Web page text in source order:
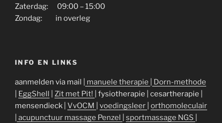
Zaterdag: 09:00 – 15:00
Zondag: in overleg
INFO EN LINKS
aanmelden via mail | manuele therapie
Dorn-methode
EggShell Zit met Pit!
| fysiotherapie | cesartherapie |
mensendieck | VvOCM voedingsleer orthomoleculair
acupunctuur massage Penzel sportmassage NGS